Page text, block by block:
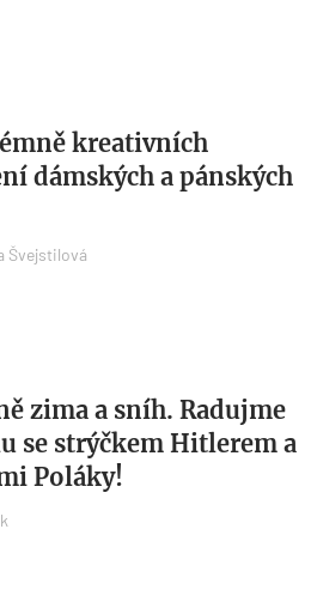
kreativních
dámských a pánských
Švejstilová
zima a sníh. Radujme
se strýčkem Hitlerem a
Poláky!